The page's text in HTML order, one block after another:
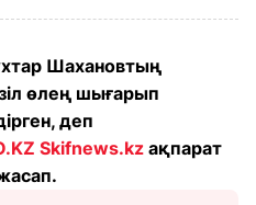
Шахановтың
өлең шығарып
деп
Skifnews.kz ақпарат